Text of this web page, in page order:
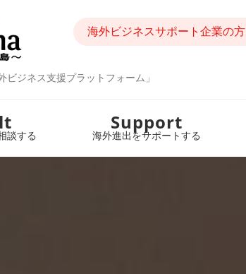
ジネス支援プラットフォーム」
海外ビジネスサポート企業の方
談する
Support
海外進出をサポートする